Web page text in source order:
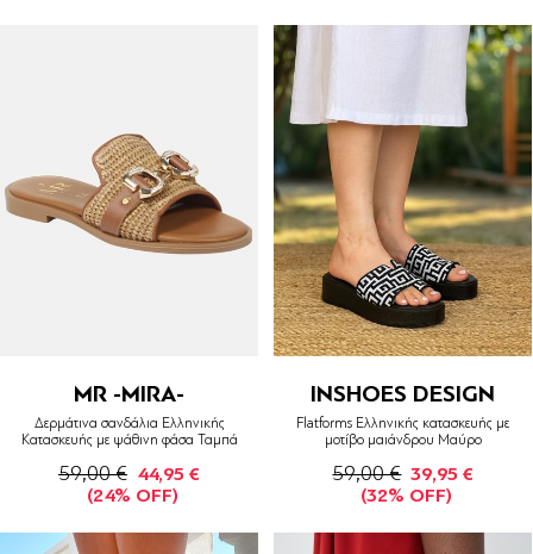
MR -MIRA-
Δερμάτινα σανδάλια Ελληνικής
Κατασκευής με ψάθινη φάσα Ταμπά
59,00 € 44,95 €
(24% OFF)
INSHOES DESIGN
Flatforms Ελληνικής κατασκευής με
μοτίβο μαιάνδρου Μαύρο
59,00 € 39,95 €
(32% OFF)